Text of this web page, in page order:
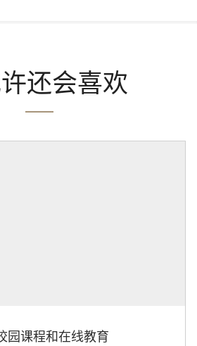
还会喜欢
园课程和在线教育